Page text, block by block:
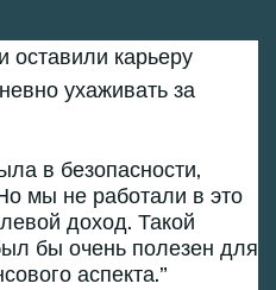
карьеру
ухаживать за
в безопасности,
мы не работали в это
доход. Такой
бы очень полезен для
аспекта.